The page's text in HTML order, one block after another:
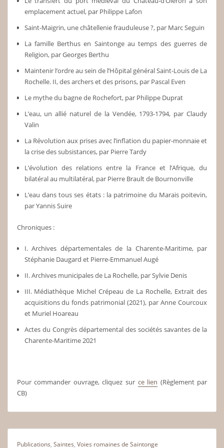
emplacement actuel, par Philippe Lafon
Saint-Maigrin, une châtellenie frauduleuse ?, par Marc Seguin
La famille Berthus en Saintonge au temps des guerres de
Religion, par Georges Berthu
Maintenir l’ordre au sein de l’Hôpital général Saint-Louis de La
Rochelle. II, des archers et des prisons, par Pascal Even
Le mythe du bagne de Rochefort, par Philippe Duprat
L’eau, un allié naturel de la Vendée, 1793-1794, par Claudy
Valin
La Révolution aux prises avec l’inflation du papier-monnaie et
la crise des subsistances, par Pierre Tardy
L’évolution des relations entre la France et l’Afrique, du
bilatéral au multilatéral, par Pierre Brault de Bournonville
L’eau dans tous ses états : la patrimoine du Marais poitevin,
par Yannis Suire
Chroniques :
I. Archives départementales de la Charente-Maritime, par
Stéphanie Daugard et Pierre-Emmanuel Augé
II. Archives municipales de La Rochelle, par Sylvie Denis
III. Médiathèque Michel Crépeau de La Rochelle, Extrait des
acquisitions du fonds patrimonial (2021), par Anne Courcoux
et Muriel Hoareau
Actes du Congrès départemental des sociétés savantes de la
Charente-Maritime 2021
Pour commander ouvrage, cliquez sur ce lien (Règlement par
CB)
Publications, Saintes, Voies romaines de Saintonge